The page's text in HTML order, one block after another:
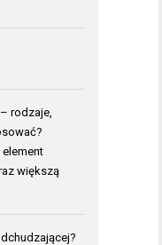
rodzaje,
większą